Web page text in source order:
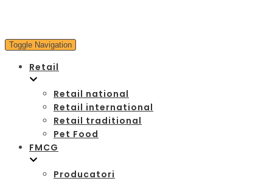
Toggle Navigation
Retail
Retail national
Retail international
Retail traditional
Pet Food
FMCG
Producatori